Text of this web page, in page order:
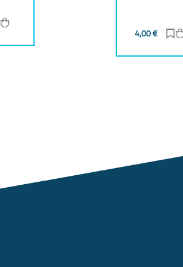
Zur Merkliste hinzufügen
4,00€